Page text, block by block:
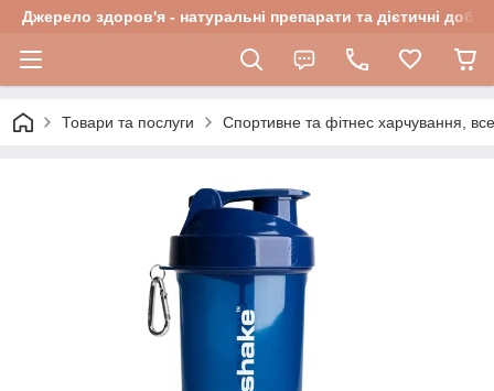
Джерело здоров'я - натуральні препарати та дієтичні
Товари та послуги Спортивне та фітнес харчування,